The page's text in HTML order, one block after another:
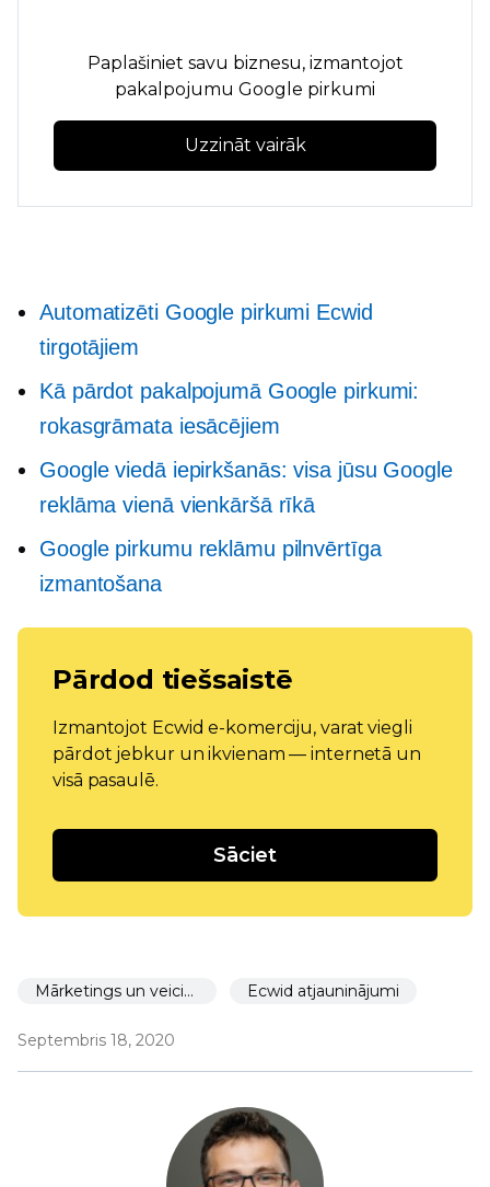
Paplašiniet savu biznesu, izmantojot
pakalpojumu Google pirkumi
Uzzināt vairāk
Automatizēti Google pirkumi Ecwid
tirgotājiem
Kā pārdot pakalpojumā Google pirkumi:
rokasgrāmata iesācējiem
Google viedā iepirkšanās: visa jūsu Google
reklāma vienā vienkāršā rīkā
Google pirkumu reklāmu pilnvērtīga
izmantošana
Pārdod tiešsaistē
Izmantojot Ecwid e-komerciju, varat viegli
pārdot jebkur un ikvienam — internetā un
visā pasaulē.
Sāciet
Mārketings un veicināšana Ecwid atjauninājumi
Septembris 18, 2020